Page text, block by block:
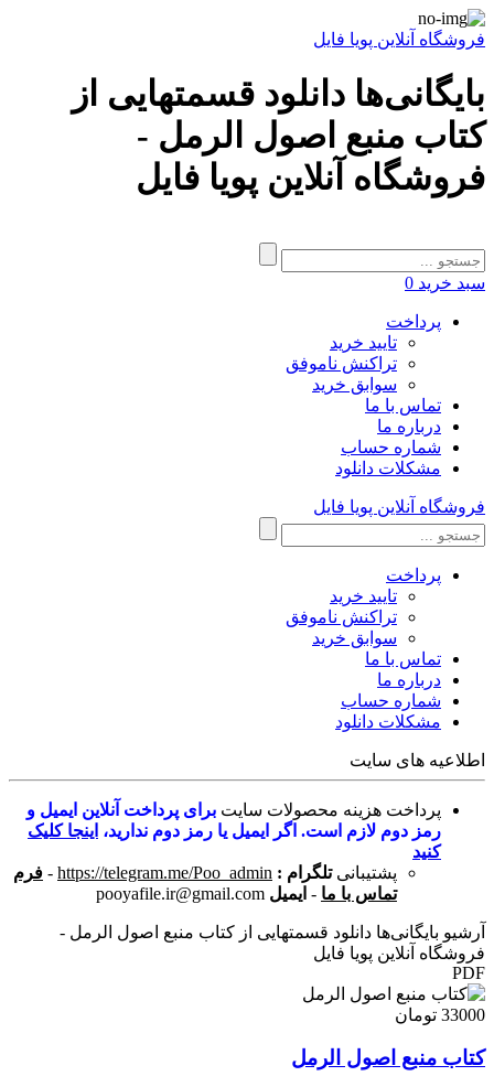
فروشگاه آنلاین پویا فایل
بایگانی‌ها دانلود قسمتهایی از
کتاب منبع اصول الرمل -
فروشگاه آنلاین پویا فایل
سبد خرید 0
پرداخت
تایید خرید
تراکنش ناموفق
سوابق خرید
تماس با ما
درباره ما
شماره حساب
مشکلات دانلود
فروشگاه آنلاین پویا فایل
پرداخت
تایید خرید
تراکنش ناموفق
سوابق خرید
تماس با ما
درباره ما
شماره حساب
مشکلات دانلود
اطلاعیه های سایت
پرداخت هزینه محصولات سایت برای پرداخت آنلاین ایمیل و
رمز دوم لازم است. اگر ایمیل یا رمز دوم ندارید، اینجا کلیک
کنید
پشتیبانی تلگرام : https://telegram.me/Poo_admin
- فرم
تماس با ما - ایمیل pooyafile.ir@gmail.com
آرشیو بایگانی‌ها دانلود قسمتهایی از کتاب منبع اصول الرمل -
فروشگاه آنلاین پویا فایل
PDF
33000 تومان
کتاب منبع اصول الرمل